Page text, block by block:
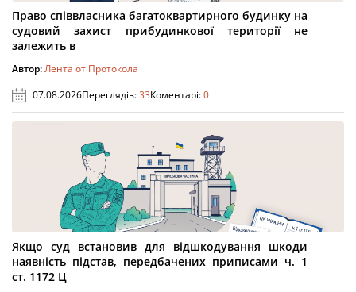
Право співвласника багатоквартирного будинку на
судовий захист прибудинкової території не
залежить в
Автор:Лента от Протокола
07.08.2026Переглядів:33Коментарі:0
Якщо суд встановив для відшкодування шкоди
наявність підстав, передбачених приписами ч. 1
ст. 1172 Ц